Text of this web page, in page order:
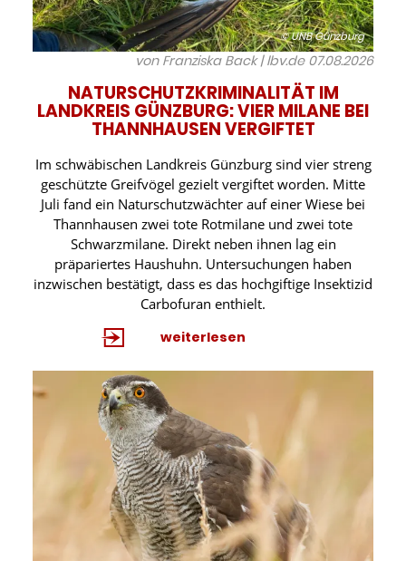
© UNB Günzburg
von Franziska Back | lbv.de 07.08.2026
NATURSCHUTZKRIMINALITÄT IM
LANDKREIS GÜNZBURG: VIER MILANE BEI
THANNHAUSEN VERGIFTET
Im schwäbischen Landkreis Günzburg sind vier streng
geschützte Greifvögel gezielt vergiftet worden. Mitte
Juli fand ein Naturschutzwächter auf einer Wiese bei
Thannhausen zwei tote Rotmilane und zwei tote
Schwarzmilane. Direkt neben ihnen lag ein
präpariertes Haushuhn. Untersuchungen haben
inzwischen bestätigt, dass es das hochgiftige Insektizid
Carbofuran enthielt.
weiterlesen